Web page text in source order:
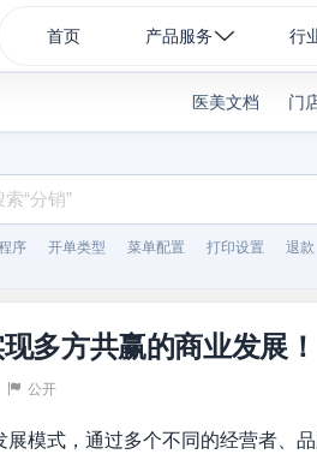
首页 产品服务 行
医美文档 门
序 开单类型 菜单配置 打印设置 退款
多方共赢的商业发展！
公开
模式，通过多个不同的经营者、